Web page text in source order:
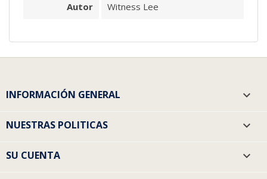
Autor Witness Lee
INFORMACIÓN GENERAL 
NUESTRAS POLITICAS 
SU CUENTA 